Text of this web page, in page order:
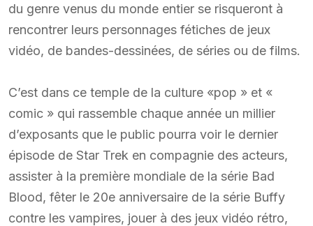
du genre venus du monde entier se risqueront à
rencontrer leurs personnages fétiches de jeux
vidéo, de bandes-dessinées, de séries ou de films.
C’est dans ce temple de la culture «pop » et «
comic » qui rassemble chaque année un millier
d’exposants que le public pourra voir le dernier
épisode de Star Trek en compagnie des acteurs,
assister à la première mondiale de la série Bad
Blood, fêter le 20e anniversaire de la série Buffy
contre les vampires, jouer à des jeux vidéo rétro,